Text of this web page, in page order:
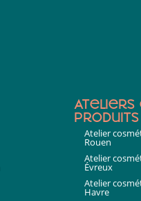
Ateliers
Atelier
Rouen
Atelier
Évreux
Atelier
Havre